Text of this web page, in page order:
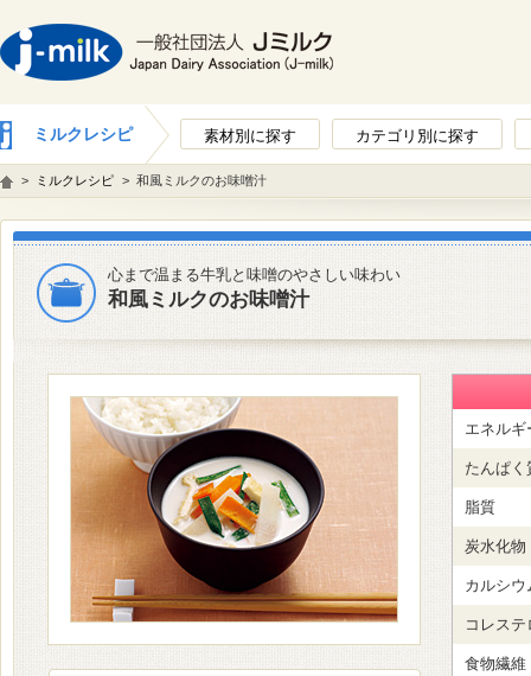
ミルクレシピ 素材別に探す カテゴリ別に探す
> ミルクレシピ > 和風ミルクのお味噌汁
心まで温まる牛乳と味噌のやさしい味わい
和風ミルクのお味噌汁
エネルギ
たんぱく
脂質
炭水化物
カルシウ
コレステ
食物繊維